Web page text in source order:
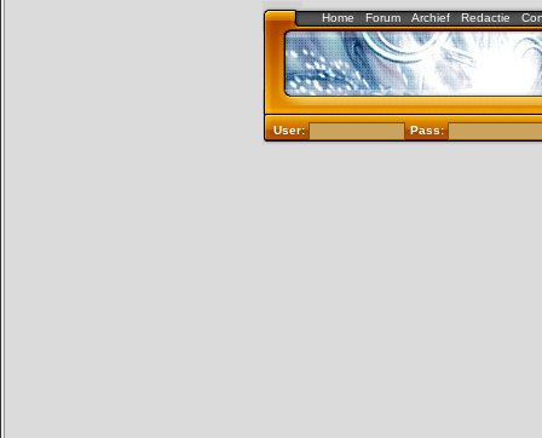
Home Forum Archief Redactie
User: Pass: